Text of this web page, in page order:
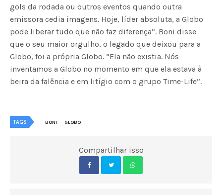
gols da rodada ou outros eventos quando outra
emissora cedia imagens. Hoje, líder absoluta, a Globo
pode liberar tudo que não faz diferença”. Boni disse
que o seu maior orgulho, o legado que deixou para a
Globo, foi a própria Globo. “Ela não existia. Nós
inventamos a Globo no momento em que ela estava à
beira da falência e em litígio com o grupo Time-Life”.
TAGS BONI GLOBO
Compartilhar isso